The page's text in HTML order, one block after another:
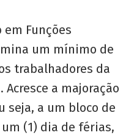
em Funções
um mínimo de
trabalhadores da
a majoração
seja, a um bloco de
(1) dia de férias,